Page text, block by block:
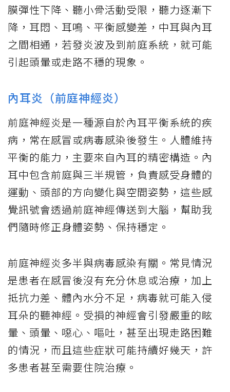
膜彈性下降、聽小骨活動受限，聽力逐漸下
降，耳悶、耳鳴、平衡感變差，中耳與內耳
之間相通，若發炎波及到前庭系統，就可能
引起頭暈或走路不穩的現象。
內耳炎（前庭神經炎）
前庭神經炎是一種源自於內耳平衡系統的疾
病，常在感冒或病毒感染後發生。人體維持
平衡的能力，主要來自內耳的精密構造。內
耳中包含前庭與三半規管，負責感受身體的
運動、頭部的方向變化與空間姿勢，這些感
覺訊號會透過前庭神經傳送到大腦，幫助我
們隨時修正身體姿勢、保持穩定。
前庭神經炎多半與病毒感染有關。常見情況
是患者在感冒後沒有充分休息或治療，加上
抵抗力差、體內水分不足，病毒就可能入侵
耳朵的聽神經。受損的神經會引發嚴重的眩
暈、頭暈、噁心、嘔吐，甚至出現走路困難
的情況，而且這些症狀可能持續好幾天，許
多患者甚至需要住院治療。